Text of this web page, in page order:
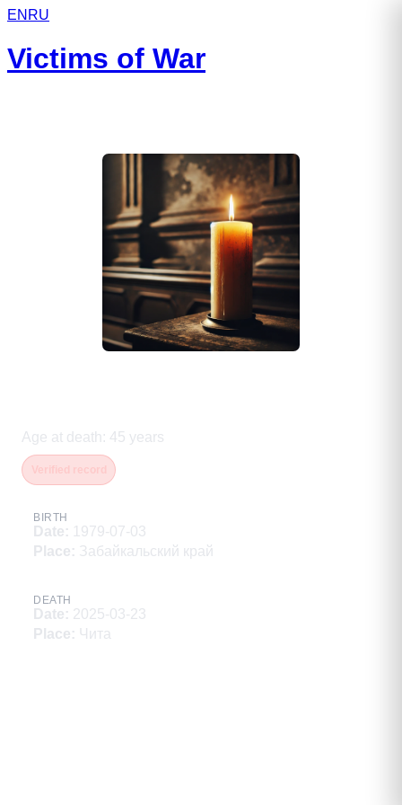
EN RU
Victims of War
Age at death : 45 years
BIRTH
Date: 1979-07-03
Place: Забайкальский край
DEATH
Date: 2025-03-23
Place: Чита